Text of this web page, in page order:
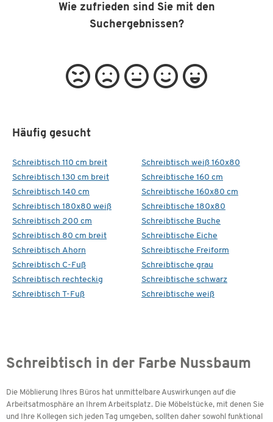
Wie zufrieden sind Sie mit den
Suchergebnissen?
Häufig gesucht
Schreibtisch 110 cm breit
Schreibtisch 130 cm breit
Schreibtisch 140 cm
Schreibtisch 180x80 weiß
Schreibtisch 200 cm
Schreibtisch 80 cm breit
Schreibtisch Ahorn
Schreibtisch C-Fuß
Schreibtisch rechteckig
Schreibtisch T-Fuß
Schreibtisch weiß 160x80
Schreibtische 160 cm
Schreibtische 160x80 cm
Schreibtische 180x80
Schreibtische Buche
Schreibtische Eiche
Schreibtische Freiform
Schreibtische grau
Schreibtische schwarz
Schreibtische weiß
Schreibtisch in der Farbe Nussbaum
Die Möblierung Ihres Büros hat unmittelbare Auswirkungen auf die
Arbeitsatmosphäre an Ihrem Arbeitsplatz. Die Möbelstücke, mit denen Sie
und Ihre Kollegen sich jeden Tag umgeben, sollten daher sowohl funktional